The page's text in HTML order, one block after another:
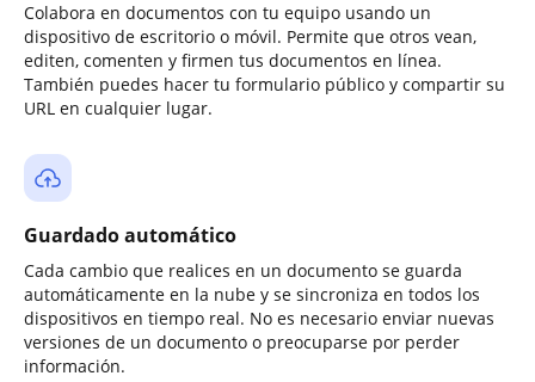
Colabora en documentos con tu equipo usando un
dispositivo de escritorio o móvil. Permite que otros vean,
editen, comenten y firmen tus documentos en línea.
También puedes hacer tu formulario público y compartir su
URL en cualquier lugar.
Guardado automático
Cada cambio que realices en un documento se guarda
automáticamente en la nube y se sincroniza en todos los
dispositivos en tiempo real. No es necesario enviar nuevas
versiones de un documento o preocuparse por perder
información.